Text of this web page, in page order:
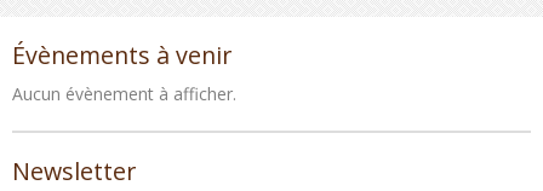
Évènements à venir
Aucun évènement à afficher.
Newsletter